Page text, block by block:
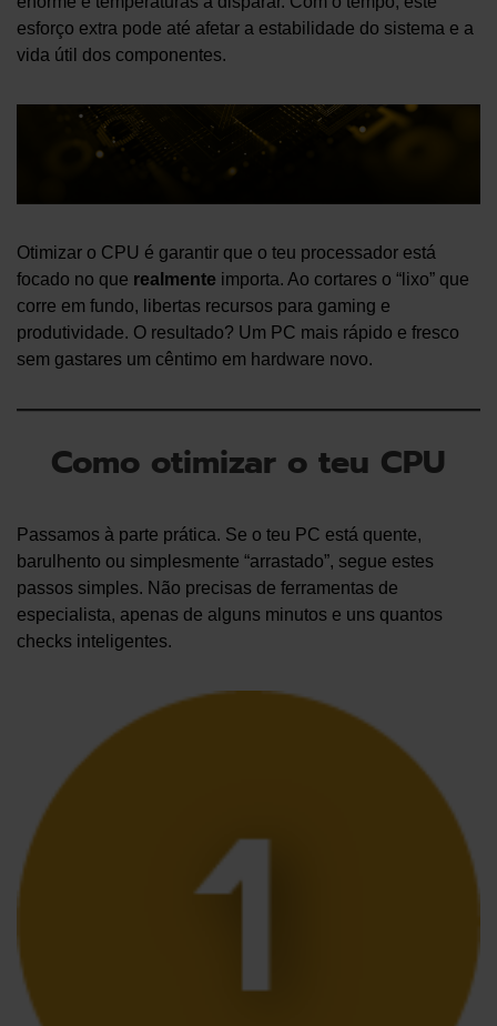
esforço extra pode até afetar a estabilidade do sistema e a
vida útil dos componentes.
Otimizar o CPU é garantir que o teu processador está
focado no que realmente importa. Ao cortares o “lixo” que
corre em fundo, libertas recursos para gaming e
produtividade. O resultado? Um PC mais rápido e fresco
sem gastares um cêntimo em hardware novo.
Como otimizar o teu CPU
Passamos à parte prática. Se o teu PC está quente,
barulhento ou simplesmente “arrastado”, segue estes
passos simples. Não precisas de ferramentas de
especialista, apenas de alguns minutos e uns quantos
checks inteligentes.